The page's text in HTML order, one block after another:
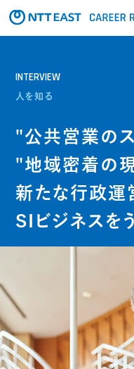
INTERVIEW
人を知る
"公共営業のス
"地域密着の
新たな行政運
SIビジネスを